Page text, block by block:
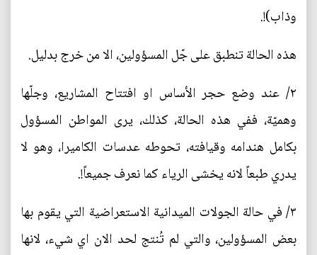
وذاب)!.
هذه الحالة تنطبق على جّل المسؤولين، الا من خرج بدليل.
٢/ عند وضع حجر الأساس او افتتاح المشاريع، وجلّها
وهميّة، ففي هذه الحالة، كذلك، يرى المواطن المسؤول
بكامل هندامه وقيافته، تحوطه عدسات الكاميرا، وهو لا
يدري طبعاً لانه يخشى الرياء كما نعرف جميعاً!.
٣/ في حالة الجولات الميدانية الاستعراضية التي يقوم بها
بعض المسؤولين، والتي لم تُنتج لحد الان اي شيء، لانها